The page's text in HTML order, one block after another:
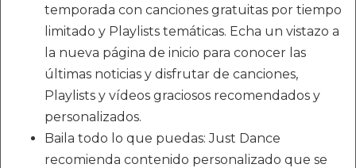
temporada con canciones gratuitas por tiempo
limitado y Playlists temáticas. Echa un vistazo a
la nueva página de inicio para conocer las
últimas noticias y disfrutar de canciones,
Playlists y vídeos graciosos recomendados y
personalizados.
Baila todo lo que puedas: Just Dance
recomienda contenido personalizado que se